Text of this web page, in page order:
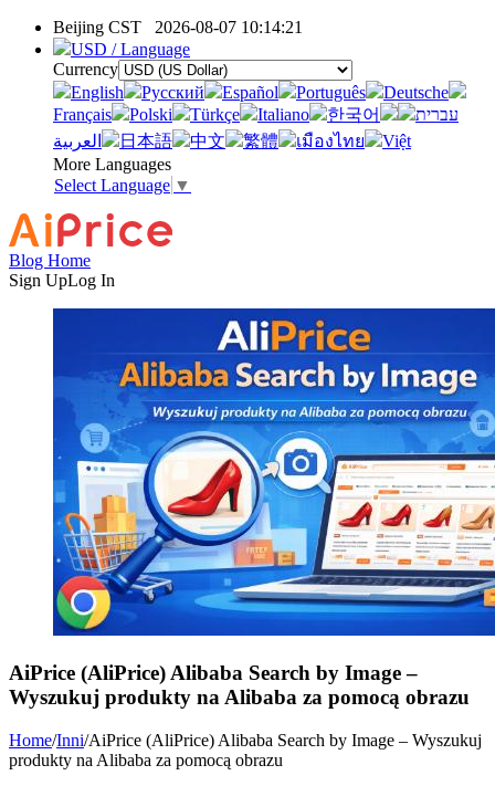
Beijing CST 2026-08-07 10:14:21
USD / Language
Currency
English
Pусский Español Português
Deutsche
Français
Polski Türkçe Italiano 한국어
עברית
العربية
日本語 中文 繁體 เมืองไทย
Việt
More Languages
Select Language ▼
Blog Home
Sign UpLog In
AiPrice (AliPrice) Alibaba Search by Image –
Wyszukuj produkty na Alibaba za pomocą obrazu
Home/Inni/AiPrice (AliPrice) Alibaba Search by Image – Wyszukuj
produkty na Alibaba za pomocą obrazu